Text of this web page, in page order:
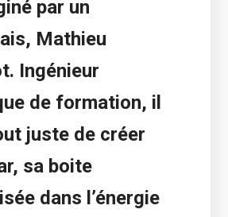
par un
Mathieu
Ingénieur
de formation, il
juste de créer
sa boite
dans l’énergie